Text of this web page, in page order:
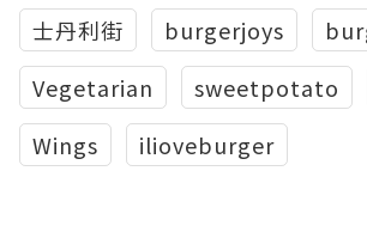
士丹利街 burgerjoys
Vegetarian
sweetpotato
Wings
ilioveburger